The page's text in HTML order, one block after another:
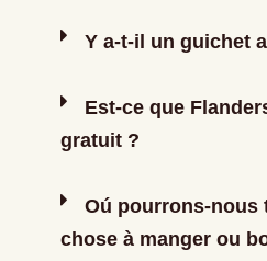
Y a-t-il un guichet
Est-ce que
gratuit ?
Oú pourrons-nous
chose à manger ou